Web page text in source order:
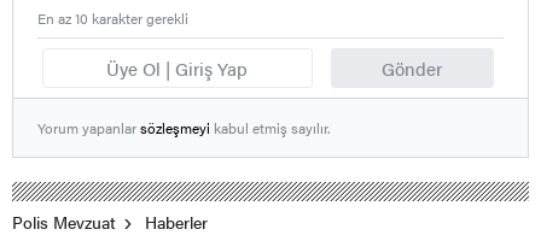
Üye Ol | Giriş Yap Gönder
En az 10 karakter gerekli
Yorum yapanlarsözleşmeyi kabul etmiş sayılır.
Polis Mevzuat Haberler